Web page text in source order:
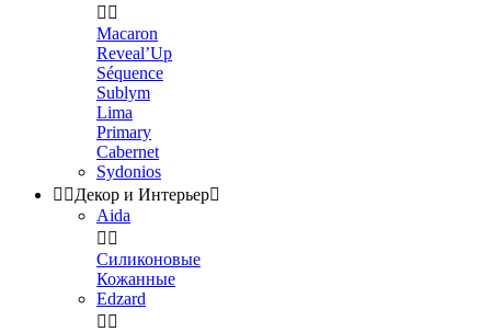
 
Macaron
Reveal’Up
Séquence
Sublym
Lima
Primary
Cabernet
Sydonios
 Декор и Интерьер
Aida
 
Силиконовые
Кожанные
Edzard
 